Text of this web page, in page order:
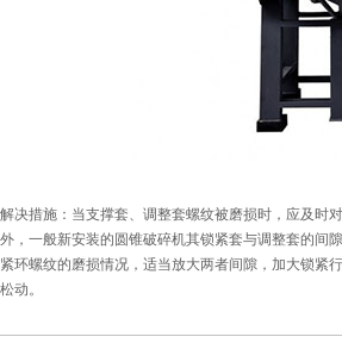
解决措施：当支撑套、调整套螺纹被磨损时，应及时
外，一般新安装的圆锥破碎机其锁紧套与调整套的间
紧环螺纹的磨损情况，适当放大两者间隙，加大锁紧
松动。